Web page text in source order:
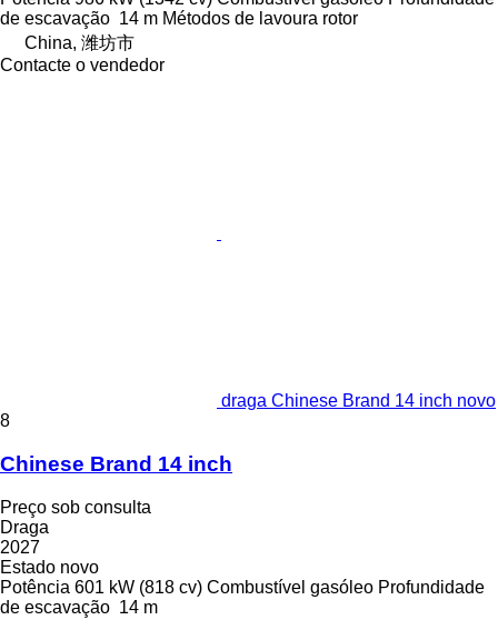
de escavação 14 m Métodos de lavoura rotor
China, 潍坊市
Contacte o vendedor
draga Chinese Brand 14 inch novo
8
Chinese Brand 14 inch
Preço sob consulta
Draga
2027
Estado novo
Potência 601 kW (818 cv) Combustível gasóleo Profundidade
de escavação 14 m